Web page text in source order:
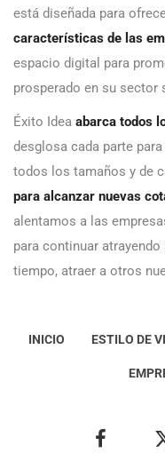
está diseñada para
características de las
espacio digital para
prosperado en su sector
Éxito Idea abarca todos
desglosa cada parte
todos los tamaños y de
para alcanzar nuevas
alentamos a las
para continuar
tiempo, atraer a otros
INICIO ESTILO DE